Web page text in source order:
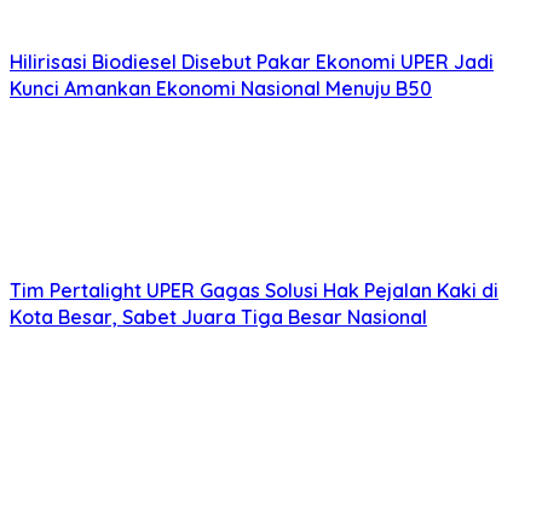
Hilirisasi Biodiesel Disebut Pakar Ekonomi UPER Jadi
Kunci Amankan Ekonomi Nasional Menuju B50
Tim Pertalight UPER Gagas Solusi Hak Pejalan Kaki di
Kota Besar, Sabet Juara Tiga Besar Nasional